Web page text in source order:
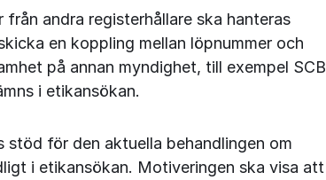
andra registerhållare ska hanteras
en koppling mellan löpnummer och
på annan myndighet, till exempel SCB
i etikansökan.
för den aktuella behandlingen om
i etikansökan. Motiveringen ska visa att